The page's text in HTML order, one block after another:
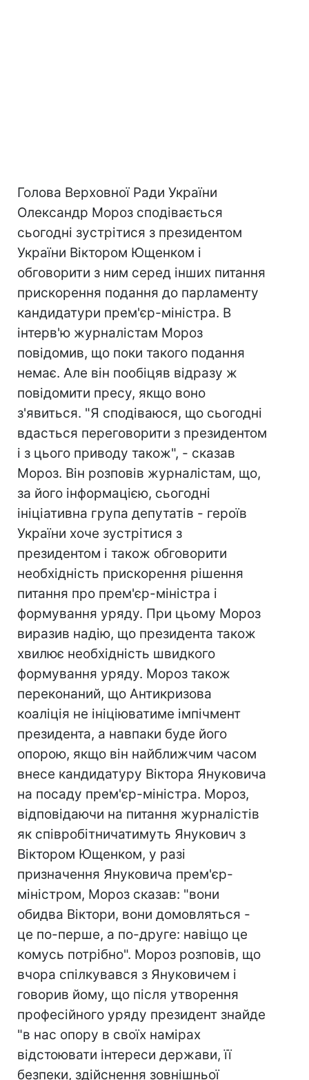
Голова Верховної Ради України
Олександр Мороз сподівається
сьогодні зустрітися з президентом
України Віктором Ющенком і
обговорити з ним серед інших питання
прискорення подання до парламенту
кандидатури прем'єр-міністра. В
інтерв'ю журналістам Мороз
повідомив, що поки такого подання
немає. Але він пообіцяв відразу ж
повідомити пресу, якщо воно
з'явиться. "Я сподіваюся, що сьогодні
вдасться переговорити з президентом
і з цього приводу також", - сказав
Мороз. Він розповів журналістам, що,
за його інформацією, сьогодні
ініціативна група депутатів - героїв
України хоче зустрітися з
президентом і також обговорити
необхідність прискорення рішення
питання про прем'єр-міністра і
формування уряду. При цьому Мороз
виразив надію, що президента також
хвилює необхідність швидкого
формування уряду. Мороз також
переконаний, що Антикризова
коаліція не ініціюватиме імпічмент
президента, а навпаки буде його
опорою, якщо він найближчим часом
внесе кандидатуру Віктора Януковича
на посаду прем'єр-міністра. Мороз,
відповідаючи на питання журналістів
як співробітничатимуть Янукович з
Віктором Ющенком, у разі
призначення Януковича прем'єр-
міністром, Мороз сказав: "вони
обидва Віктори, вони домовляться -
це по-перше, а по-друге: навіщо це
комусь потрібно". Мороз розповів, що
вчора спілкувався з Януковичем і
говорив йому, що після утворення
професійного уряду президент знайде
"в нас опору в своїх намірах
відстоювати інтереси держави, її
безпеки, здійснення зовнішньої